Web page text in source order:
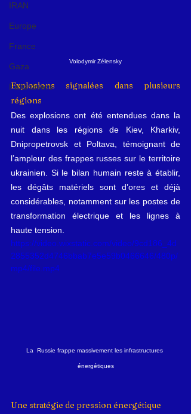
IRAN
Europe
France
Gaza
Faits divers
Volodymir Zélensky
Explosions signalées dans plusieurs
régions
Des explosions ont été entendues dans la
nuit dans les régions de Kiev, Kharkiv,
Dnipropetrovsk et Poltava, témoignant de
l’ampleur des frappes russes sur le territoire
ukrainien. Si le bilan humain reste à établir,
les dégâts matériels sont d’ores et déjà
considérables, notamment sur les postes de
transformation électrique et les lignes à
haute tension.
https://video.wixstatic.com/video/9cd186_4d
2855352d4746bbab7e5e59b0466646/480p/
mp4/file.mp4
La  Russie frappe massivement les infrastructures
énergétiques
Une stratégie de pression énergétique